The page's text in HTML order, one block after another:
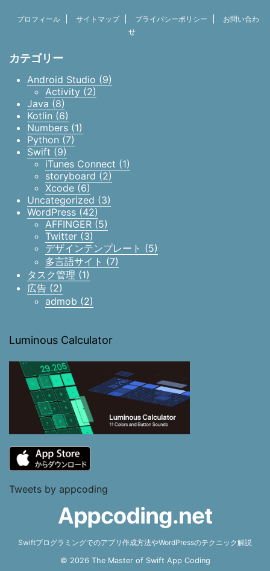
プロフィール サイトマップ プライバシーポリシー
お問い合わ
せ
カテゴリー
Android Studio (9)
Activity (2)
Java (8)
Kotlin (6)
Numbers (1)
Python (7)
Swift (9)
iTunes Connect (1)
storyboard (2)
Xcode (6)
Uncategorized (3)
WordPress (42)
AFFINGER (5)
Twitter (3)
デザインテンプレート (5)
多言語サイト (7)
タスク管理 (1)
広告 (2)
admob (2)
Luminous Calculator
Tweets by appcoding
Swiftプログラミングでのアプリ作成方法やWordPressのテクニック解説
© 2026 The Master of Swift App Coding